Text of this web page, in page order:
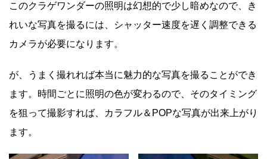
このクラゲワンダーの照明は幻想的で少し暗めなので、き
れいな写真を撮るには、シャッター速度を遅く調整できる
カメラが必要になります。
が、うまく撮れれば本当に魅力的な写真を撮ることができ
ます。時間ごとに照明の色が変わるので、そのタイミング
を狙って撮影すれば、カラフル＆POPな写真が出来上がり
ます。